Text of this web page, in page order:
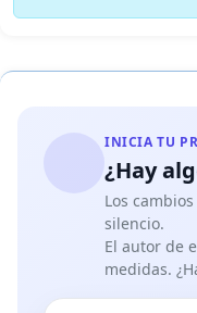
INICIA TU
¿Hay
Los
silencio.
El autor de
medidas.